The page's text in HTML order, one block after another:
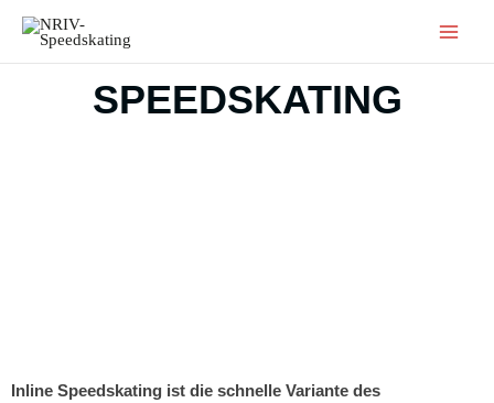
Inhalt
springen
SPEEDSKATING
Inline Speedskating ist die schnelle Variante des